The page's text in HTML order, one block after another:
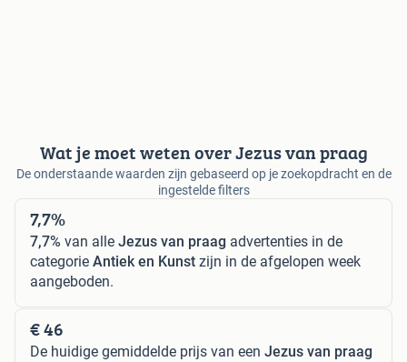
Wat je moet weten over Jezus van praag
De onderstaande waarden zijn gebaseerd op je zoekopdracht en de
ingestelde filters
7,7%
7,7% van alle Jezus van praag advertenties in de
categorie Antiek en Kunst zijn in de afgelopen week
aangeboden.
€ 46
De huidige gemiddelde prijs van een Jezus van praag